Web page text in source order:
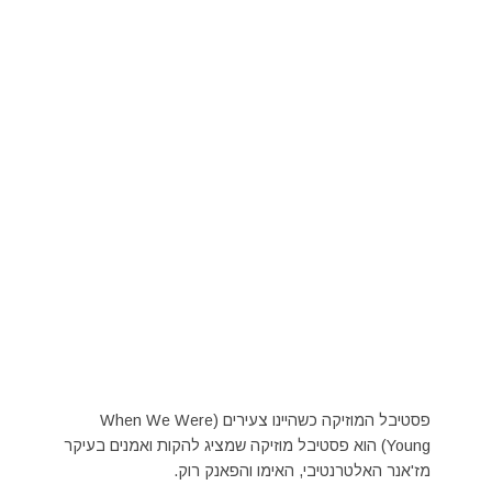
פסטיבל המוזיקה כשהיינו צעירים (When We Were
Young) הוא פסטיבל מוזיקה שמציג להקות ואמנים בעיקר
מז'אנר האלטרנטיבי, האימו והפאנק רוק.